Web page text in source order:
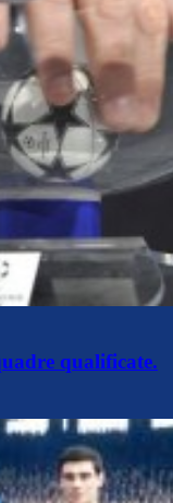
qualificate.